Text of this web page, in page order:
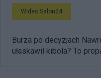
Wideo Salon24
Burza po decyzjach
ułaskawił kibola? To